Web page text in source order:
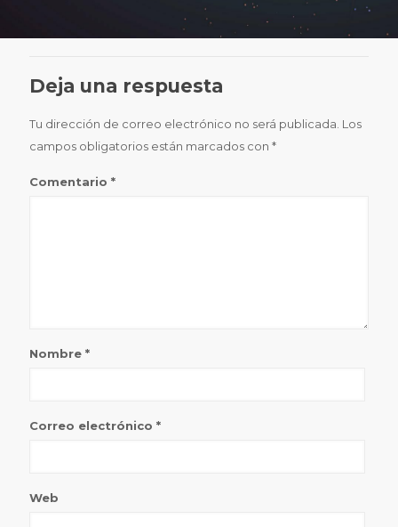
Deja una respuesta
Tu dirección de correo electrónico no será publicada. Los
campos obligatorios están marcados con *
Comentario *
Nombre *
Correo electrónico *
Web